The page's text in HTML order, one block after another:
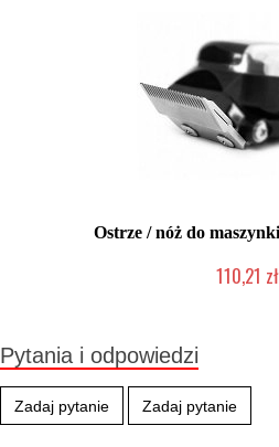
Ostrze / nóż do
110,21 zł
Pytania i odpowiedzi
Zadaj pytanie Zadaj pytanie